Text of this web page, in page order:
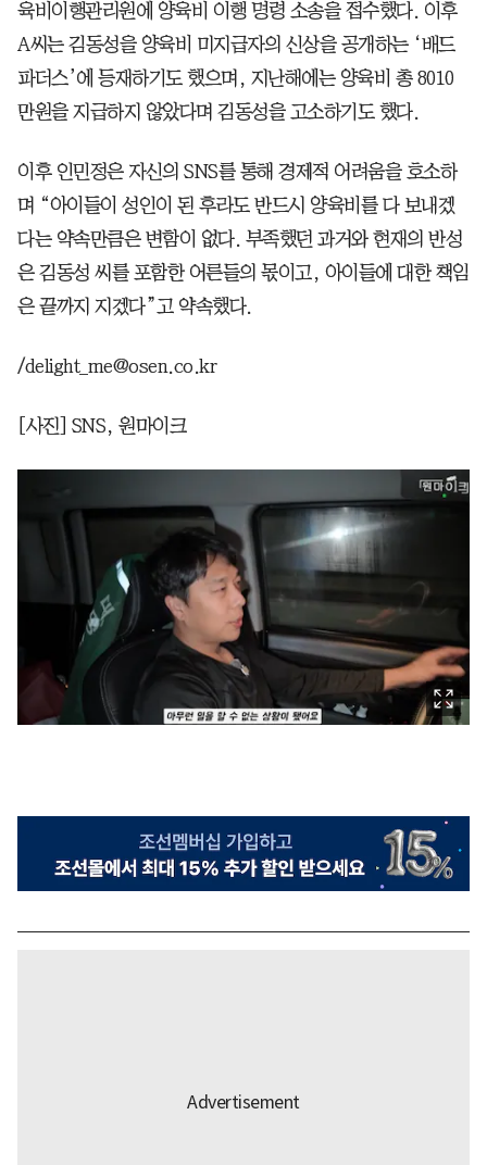
육비이행관리원에 양육비 이행 명령 소송을 접수했다. 이후
A씨는 김동성을 양육비 미지급자의 신상을 공개하는 ‘배드
파더스’에 등재하기도 했으며, 지난해에는 양육비 총 8010
만원을 지급하지 않았다며 김동성을 고소하기도 했다.
이후 인민정은 자신의 SNS를 통해 경제적 어려움을 호소하
며 “아이들이 성인이 된 후라도 반드시 양육비를 다 보내겠
다는 약속만큼은 변함이 없다. 부족했던 과거와 현재의 반성
은 김동성 씨를 포함한 어른들의 몫이고, 아이들에 대한 책임
은 끝까지 지겠다”고 약속했다.
/delight_me@osen.co.kr
[사진] SNS, 원마이크